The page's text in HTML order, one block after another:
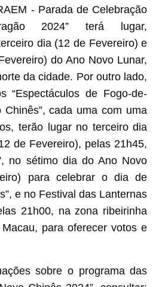
- Parada de Celebração
2024” terá lugar,
dia (12 de Fevereiro) e
do Ano Novo Lunar,
da cidade. Por outro lado,
“Espectáculos de Fogo-de-
cada uma com uma
terão lugar no terceiro dia
de Fevereiro), pelas 21h45,
no sétimo dia do Ano Novo
para celebrar o dia de
e no Festival das Lanternas
21h00, na zona ribeirinha
para oferecer votos e
sobre o programa das